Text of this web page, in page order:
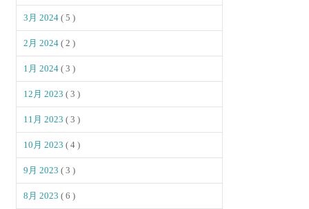
3月 2024( 5 )
2月 2024( 2 )
1月 2024( 3 )
12月 2023( 3 )
11月 2023( 3 )
10月 2023( 4 )
9月 2023( 3 )
8月 2023( 6 )